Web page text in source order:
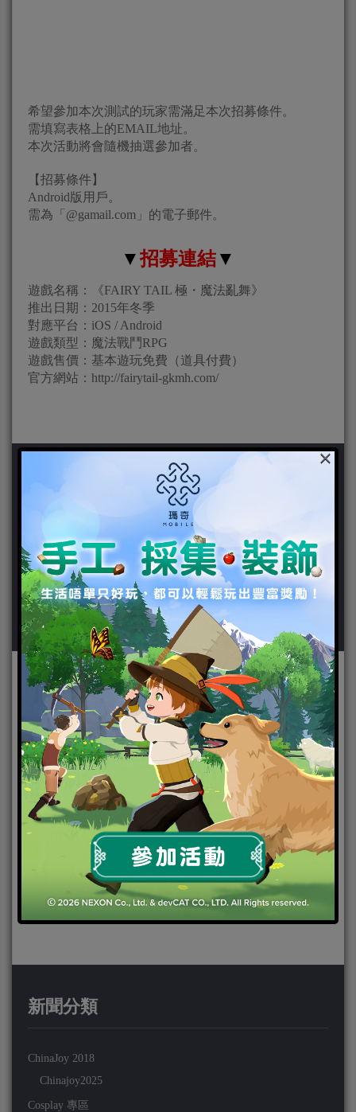
希望參加本次測試的玩家需滿足本次招募條件。
需填寫表格上的EMAIL地址。
本次活動將會隨機抽選參加者。
【招募條件】
Android版用戶。
需為「@gamail.com」的電子郵件。
▼招募連結▼
遊戲名稱：《FAIRY TAIL 極・魔法亂舞》
推出日期：2015年冬季
對應平台：iOS / Android
遊戲類型：魔法戰鬥RPG
遊戲售價：基本遊玩免費（道具付費）
官方網站：http://fairytail-gkmh.com/
作者：粉紅大少爺
新聞分類
ChinaJoy 2018
Chinajoy2025
Cosplay 專區
×